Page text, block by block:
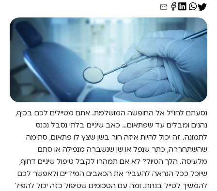
נסעתם לחו"ל אל החופשה המושלמת. אתם מטיילים לכם בכיף,
נהנים ומבלים עד שפתאום… כאב שיניים בלתי נסבל נכנס
לתמונה. זה יכול להיות איזה חור בשן שצץ לו פתאום, סתימה
שהשתחררה, כתר שנפל או שן שנשברה מנפילה או סתם
מלעיסה. הלך הטיול? לא אם תמהרו לקבל טיפול שיניים דחוף,
שיוכל ככל הנראה להעביר את הכאבים המידיים ולאפשר לכם
להמשיך לטייל בנחת. ומה עם הסכומים שטיפול כזה יכול להפיל